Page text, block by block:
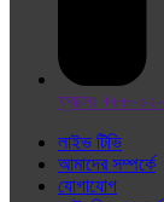
ফ্যাক্সঃ +৮৮-
লাইভ টিভি
আমাদের সম্পর্কে
যোগাযোগ